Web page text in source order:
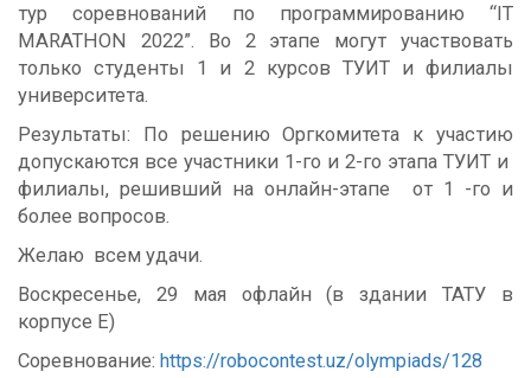
тур соревнований по программированию “IT
MARATHON 2022”. Во 2 этапе могут участвовать
только студенты 1 и 2 курсов ТУИТ и филиалы
университета.
Результаты: По решению Оргкомитета к участию
допускаются все участники 1-го и 2-го этапа ТУИТ и
филиалы, решивший на онлайн-этапе от 1 -го и
более вопросов.
Желаю всем удачи.
Воскресенье, 29 мая офлайн (в здании ТАТУ в
корпусе Е)
Соревнование: https://robocontest.uz/olympiads/128